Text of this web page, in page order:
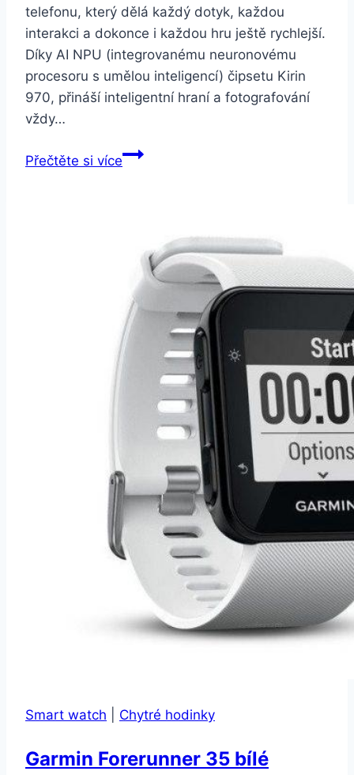
telefonu, který dělá každý dotyk, každou
interakci a dokonce i každou hru ještě rychlejší.
Díky AI NPU (integrovanému neuronovému
procesoru s umělou inteligencí) čipsetu Kirin
970, přináší inteligentní hraní a fotografování
vždy…
Přečtěte si víceHonor
Fialová
Smart watch Chytré hodinky
Garmin Forerunner 35 bílé